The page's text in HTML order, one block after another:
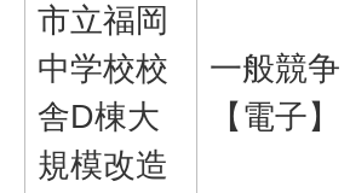
市立福岡
中学校校
舎D棟大
規模改造
一般競争
【電子】